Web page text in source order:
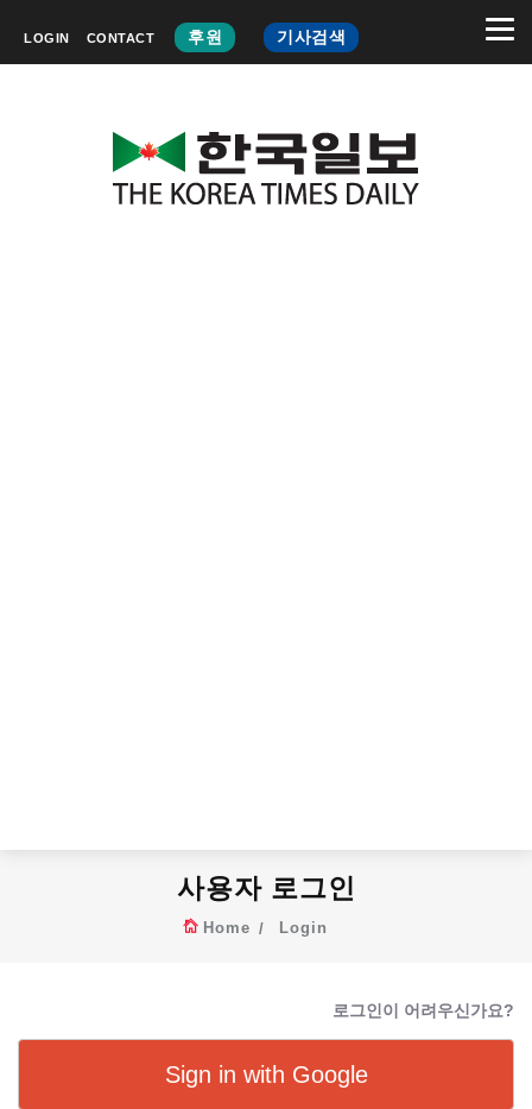
LOGIN CONTACT 후원 기사검색
사용자 로그인
Home Login
로그인이 어려우신가요?
Sign in with Google